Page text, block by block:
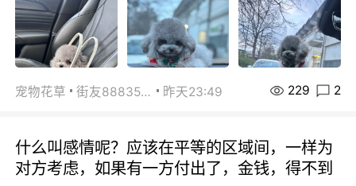
宠物花草 街友88835518 昨天23:49 229 2
什么叫感情呢？应该在平等的区域间，一样为
对方考虑，如果有一方付出了，金钱，得不到